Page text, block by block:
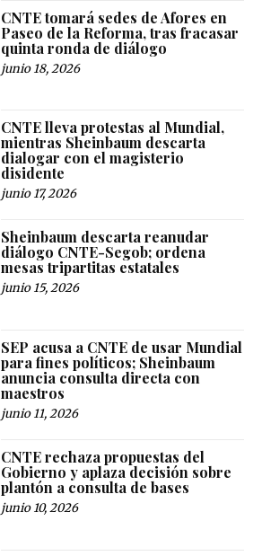
CNTE tomará sedes de Afores en
Paseo de la Reforma, tras fracasar
quinta ronda de diálogo
junio 18, 2026
CNTE lleva protestas al Mundial,
mientras Sheinbaum descarta
dialogar con el magisterio
disidente
junio 17, 2026
Sheinbaum descarta reanudar
diálogo CNTE-Segob; ordena
mesas tripartitas estatales
junio 15, 2026
SEP acusa a CNTE de usar Mundial
para fines políticos; Sheinbaum
anuncia consulta directa con
maestros
junio 11, 2026
CNTE rechaza propuestas del
Gobierno y aplaza decisión sobre
plantón a consulta de bases
junio 10, 2026